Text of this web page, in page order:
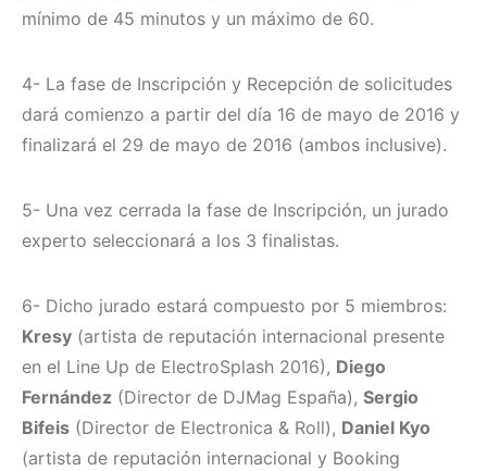
mínimo de 45 minutos y un máximo de 60.
4- La fase de Inscripción y Recepción de solicitudes
dará comienzo a partir del día 16 de mayo de 2016 y
finalizará el 29 de mayo de 2016 (ambos inclusive).
5- Una vez cerrada la fase de Inscripción, un jurado
experto seleccionará a los 3 finalistas.
6- Dicho jurado estará compuesto por 5 miembros:
Kresy (artista de reputación internacional presente
en el Line Up de ElectroSplash 2016), Diego
Fernández (Director de DJMag España), Sergio
Bifeis (Director de Electronica & Roll), Daniel Kyo
(artista de reputación internacional y Booking